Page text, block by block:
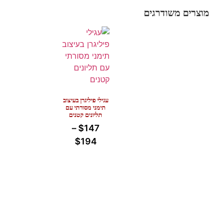
מוצרים משודרגים
עגילי פיליגרן בעיצוב
תימני מסורתי עם
תליונים קטנים
$147
–
$194